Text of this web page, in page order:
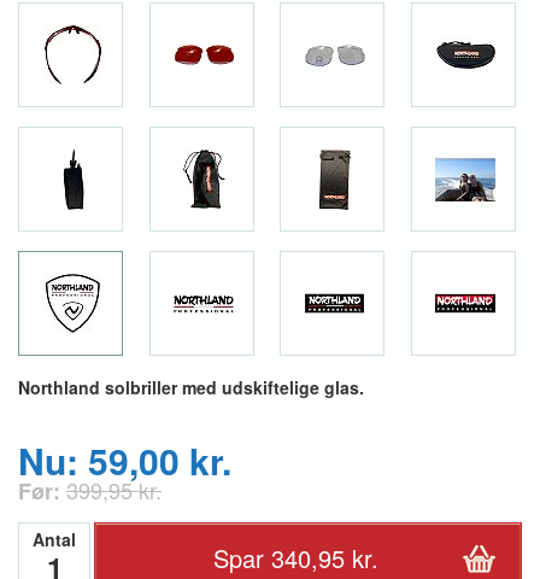
Northland solbriller med udskiftelige glas.
Nu: 59,00 kr.
Før: 399,95 kr.
Antal